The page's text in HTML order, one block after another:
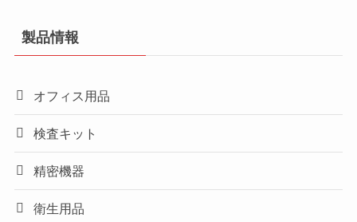
製品情報
オフィス用品
検査キット
精密機器
衛生用品